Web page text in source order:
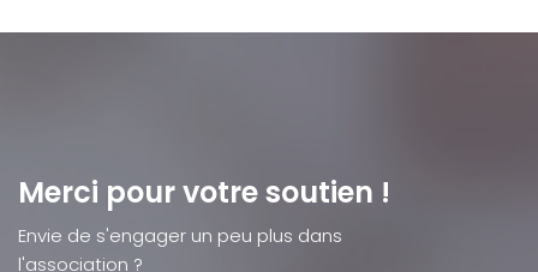
Merci pour votre soutien !
Envie de s'engager un peu plus dans
l'association ?